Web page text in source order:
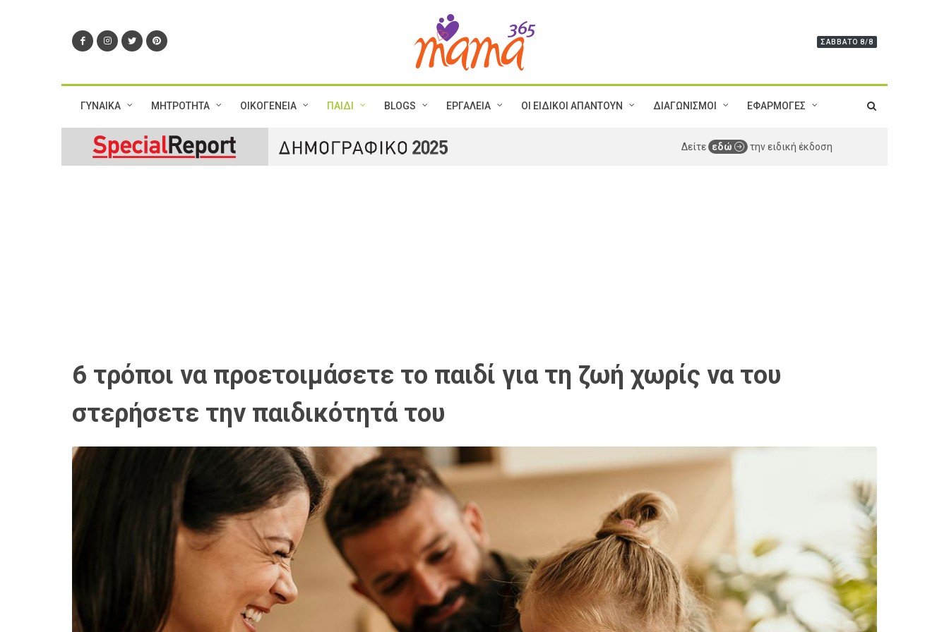
ΣΆΒΒΑΤΟ 8/8
ΓΥΝΑΙΚΑ ΜΗΤΡΟΤΗΤΑ ΟΙΚΟΓΕΝΕΙΑ ΠΑΙΔΙ BLOGS ΕΡΓΑΛΕΙΑ ΟΙ ΕΙΔΙΚΟΙ ΑΠΑΝΤΟΥΝ ΔΙΑΓΩΝΙΣΜΟΙ ΕΦΑΡΜΟΓΕΣ
Δείτε εδώ την ειδική έκδοση
6 τρόποι να προετοιμάσετε το παιδί για τη ζωή χωρίς να του
στερήσετε την παιδικότητά του